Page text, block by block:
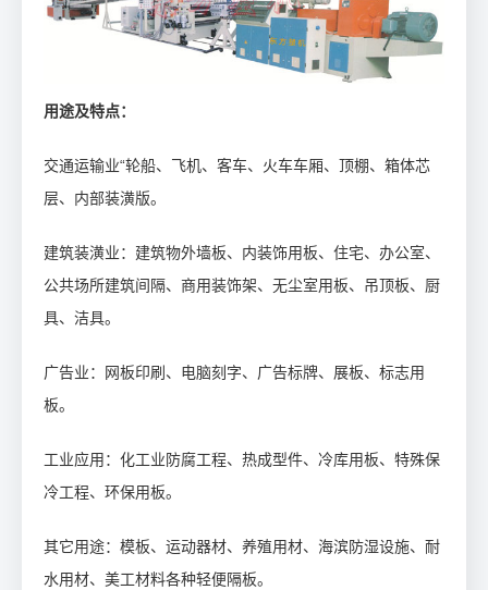
用途及特点：
交通运输业“轮船、飞机、客车、火车车厢、顶棚、箱体芯
层、内部装潢版。
建筑装潢业：建筑物外墙板、内装饰用板、住宅、办公室、
公共场所建筑间隔、商用装饰架、无尘室用板、吊顶板、厨
具、洁具。
广告业：网板印刷、电脑刻字、广告标牌、展板、标志用
板。
工业应用：化工业防腐工程、热成型件、冷库用板、特殊保
冷工程、环保用板。
其它用途：模板、运动器材、养殖用材、海滨防湿设施、耐
水用材、美工材料各种轻便隔板。